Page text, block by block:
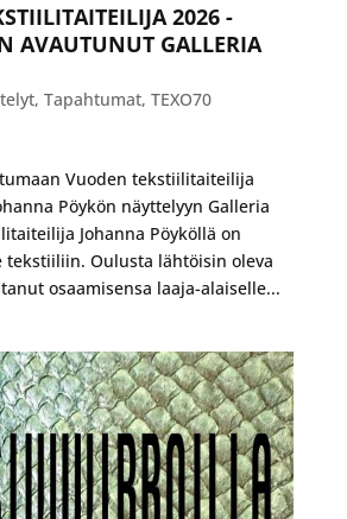
2026 -
AVAUTUNUT GALLERIA
, Tapahtumat, TEXO70
Vuoden tekstiilitaiteilija
Pöykön näyttelyyn Galleria
Johanna Pöyköllä on
tekstiiliin. Oulusta lähtöisin oleva
osaamisensa laaja-alaiselle...